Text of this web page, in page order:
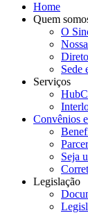
Home
Quem
O
Sede
Serviços
Convênios
Seja
Legislação